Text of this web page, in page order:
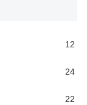
12
24
22